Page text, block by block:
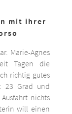
mit ihrer
Marie-Agnes
Tagen die
richtig gutes
23 Grad und
nichts
will einen